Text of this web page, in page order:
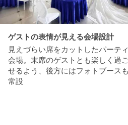
ゲストの表情が見える会場設計
見えづらい席をカットしたパーティ
会場。末席のゲストとも楽しく過
せるよう、後方にはフォトブースも
常設